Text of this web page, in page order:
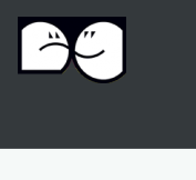
t